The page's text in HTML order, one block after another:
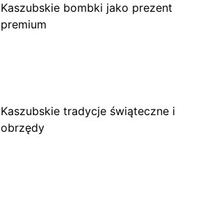
Kaszubskie bombki jako prezent
premium
Kaszubskie tradycje świąteczne i
obrzędy